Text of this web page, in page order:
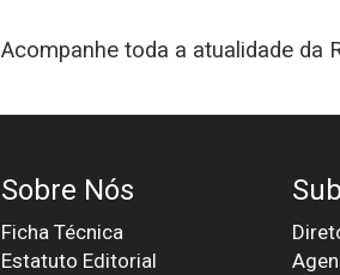
Acompanhe toda a atualidade da
Sobre Nós
Ficha Técnica
Estatuto Editorial